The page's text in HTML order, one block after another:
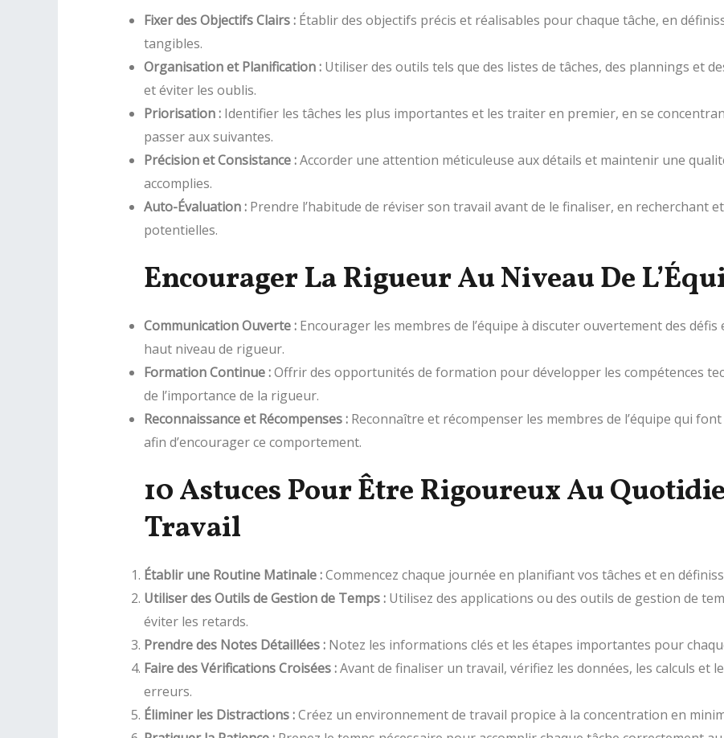
Fixer des Objectifs Clairs :Établir des objectifs précis et réalisables pour chaque tâche, en
tangibles.
Organisation et Planification :Utiliser des outils tels que des listes de tâches, des plannings et
et éviter les oublis.
Priorisation :Identifier les tâches les plus importantes et les traiter en premier, en se
passer aux suivantes.
Précision et Consistance :Accorder une attention méticuleuse aux détails et maintenir une
accomplies.
Auto-Évaluation :Prendre l’habitude de réviser son travail avant de le finaliser, en recherchant
potentielles.
Encourager La Rigueur Au Niveau De
Communication Ouverte :Encourager les membres de l’équipe à discuter ouvertement des
haut niveau de rigueur.
Formation Continue :Offrir des opportunités de formation pour développer les compétences
de l’importance de la rigueur.
Reconnaissance et Récompenses :Reconnaître et récompenser les membres de l’équipe qui
afin d’encourager ce comportement.
10 Astuces Pour Être Rigoureux Au
Travail
Établir une Routine Matinale :Commencez chaque journée en planifiant vos tâches et en
Utiliser des Outils de Gestion de Temps :Utilisez des applications ou des outils de gestion de
éviter les retards.
Prendre des Notes Détaillées :Notez les informations clés et les étapes importantes pour
Faire des Vérifications Croisées :Avant de finaliser un travail, vérifiez les données, les calculs et
erreurs.
Éliminer les Distractions :Créez un environnement de travail propice à la concentration en